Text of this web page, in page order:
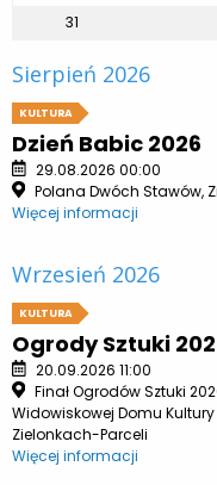
31
Sierpień 2026
KULTURA
Dzień Babic 2026
29.08.2026 00:00
Polana Dwóch Stawów,
Więcej informacji
Wrzesień 2026
KULTURA
Ogrody Sztuki
20.09.2026 11:00
Finał Ogrodów Sztuki
Widowiskowej Domu
Zielonkach-Parceli
Więcej informacji